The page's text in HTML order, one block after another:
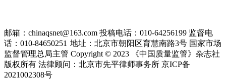
邮箱：chinaqsnet@163.com 投稿电话：010-64256199 监督电
话：010-84650251 地址：北京市朝阳区育慧南路3号 国家市场
监督管理总局主管 Copyright © 2023 《中国质量监管》杂志社
版权所有 法律顾问：北京市先平律师事务所 京ICP备
2021002308号